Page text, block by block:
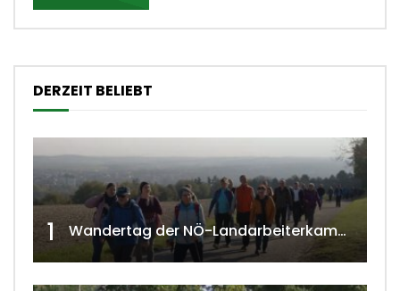
DERZEIT BELIEBT
1 Wandertag der NÖ-Landarbeiterkammer in Hollabrunn 2024